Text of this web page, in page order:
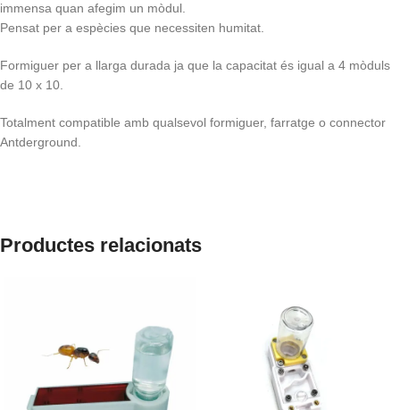
immensa quan afegim un mòdul.
Pensat per a espècies que necessiten humitat.
Formiguer per a llarga durada ja que la capacitat és igual a 4 mòduls
de 10 x 10.
Totalment compatible amb qualsevol formiguer, farratge o connector
Antderground.
Productes relacionats